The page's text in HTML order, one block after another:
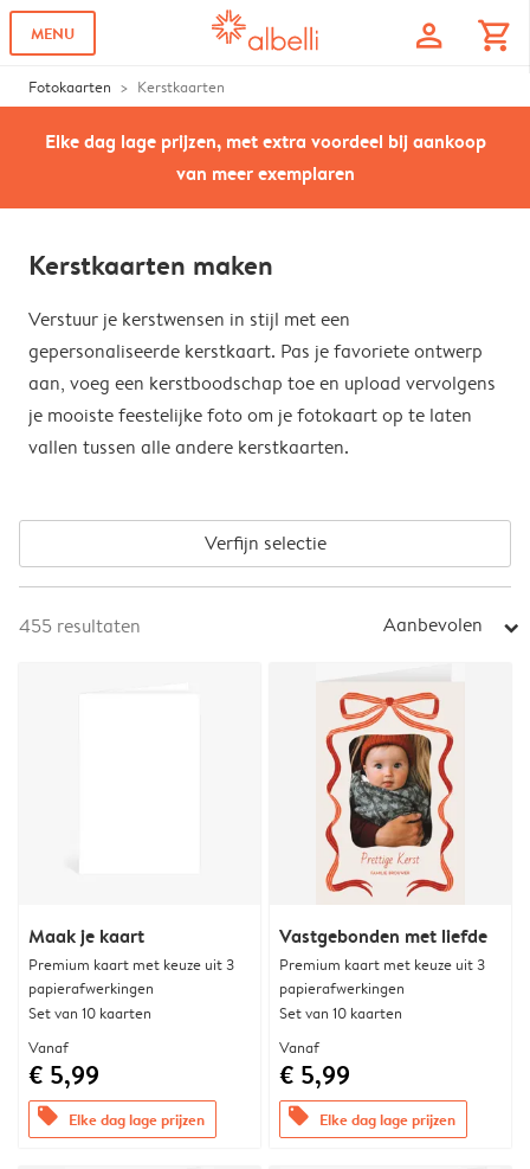
MENU profile shopping_cart
Fotokaarten Kerstkaarten
Elke dag lage prijzen, met extra voordeel bij aankoop
van meer exemplaren
Kerstkaarten maken
Verstuur je kerstwensen in stijl met een
gepersonaliseerde kerstkaart. Pas je favoriete ontwerp
aan, voeg een kerstboodschap toe en upload vervolgens
je mooiste feestelijke foto om je fotokaart op te laten
vallen tussen alle andere kerstkaarten.
Verfijn selectie
455 resultaten Aanbevolen arrow_right
Maak je kaart
Premium kaart met keuze uit 3
papierafwerkingen
Set van 10 kaarten
Vanaf
€ 5,99
offers Elke dag lage prijzen
Vastgebonden met liefde
Premium kaart met keuze uit 3
papierafwerkingen
Set van 10 kaarten
Vanaf
€ 5,99
offers Elke dag lage prijzen